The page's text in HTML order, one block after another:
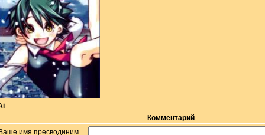
Комментарий
имя пресводиним